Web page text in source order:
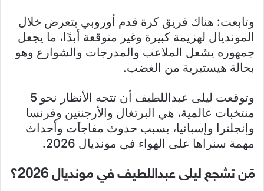
وتابعت: هناك فريق كرة قدم أوروبي يتعرض خلال
المونديال لهزيمة كبيرة وغير متوقعة أبدًا، ما يجعل
جمهوره يشعل الملاعب والمدرجات والشوارع وهو
بحالة هيستيرية من الغضب.
وتوقعت ليلى عبداللطيف أن تتجه الأنظار نحو 5
منتخبات عالمية، هي البرتغال والأرجنتين وفرنسا
وإنجلترا وإسبانيا، بسبب حدوث مفاجآت وأحداث
مهمة سنراها على الهواء في مونديال 2026.
مَن تشجع ليلى عبداللطيف في مونديال 2026؟